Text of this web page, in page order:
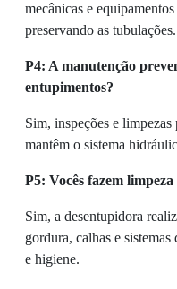
mecânicas e
preservando as tubulações.
P4: A manutenção
entupimentos?
Sim, inspeções e
mantêm o sistema
P5: Vocês fazem
Sim, a desentupidora
gordura, calhas e
e higiene.